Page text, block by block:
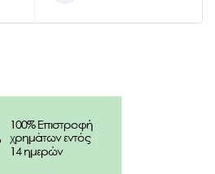
elmex &
και στο τέλος κάντε